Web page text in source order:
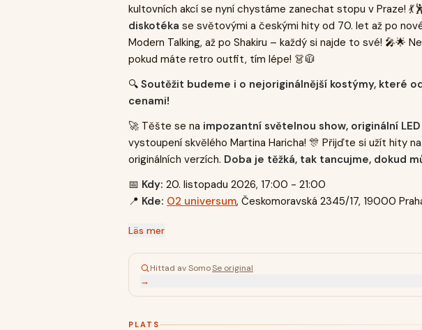
kultovních akcí se nyní chystáme zanechat stopu v Praze!
diskotéka se světovými a českými hity od 70. let až po
Modern Talking, až po Shakiru – každý si najde to své! 🎤🌟
pokud máte retro outfit, tím lépe! 👗🧥
🔍 Soutěžit budeme i o nejoriginálnější kostýmy, které
cenami!
🚀 Těšte se na impozantní světelnou show, originální
vystoupení skvělého Martina Haricha! 🎊 Přijďte si užít hity
originálních verzích. Doba je těžká, tak tancujme, dokud
📅 Kdy: 20. listopadu 2026, 17:00 - 21:00
📍 Kde: O2 universum, Českomoravská 2345/17, 19000
Läs mer
Hittad av SomoSe original
→
PLATS